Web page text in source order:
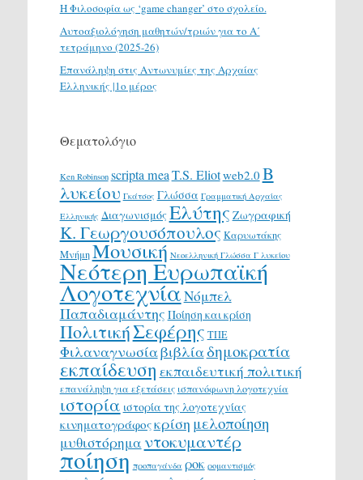
H Φιλοσοφία ως ‘game changer’ στο σχολείο.
Αυτοαξιολόγηση μαθητών/τριών για το Α΄
τετράμηνο (2025-26)
Επανάληψη στις Αντωνυμίες της Αρχαίας
Ελληνικής |1ο μέρος
Θεματολόγιο
Ken Robinson scripta meaT.S. Eliotweb2.0 Β
λυκείου Γκάτσος Γλώσσα Γραμματική Αρχαίας
Ελληνικής ΔιαγωνισμόςΕλύτης Ζωγραφική
Κ. Γεωργουσόπουλος Καρυωτάκης
ΜνήμηΜουσική Νεοελληνική Γλώσσα Γ λυκείου
Νεότερη Ευρωπαϊκή
ΛογοτεχνίαΝόμπελ
Παπαδιαμάντης Ποίηση και κρίση
ΠολιτικήΣεφέρης ΤΠΕ
Φιλαναγνωσίαβιβλίαδημοκρατία
εκπαίδευση εκπαιδευτική πολιτική
επανάληψη για εξετάσεις ισπανόφωνη λογοτεχνία
ιστορία ιστορία της λογοτεχνίας
κινηματογράφοςκρίση μελοποίηση
μυθιστόρημα ντοκυμαντέρ
ποίηση προπαγάνδα ροκ ρομαντισμός